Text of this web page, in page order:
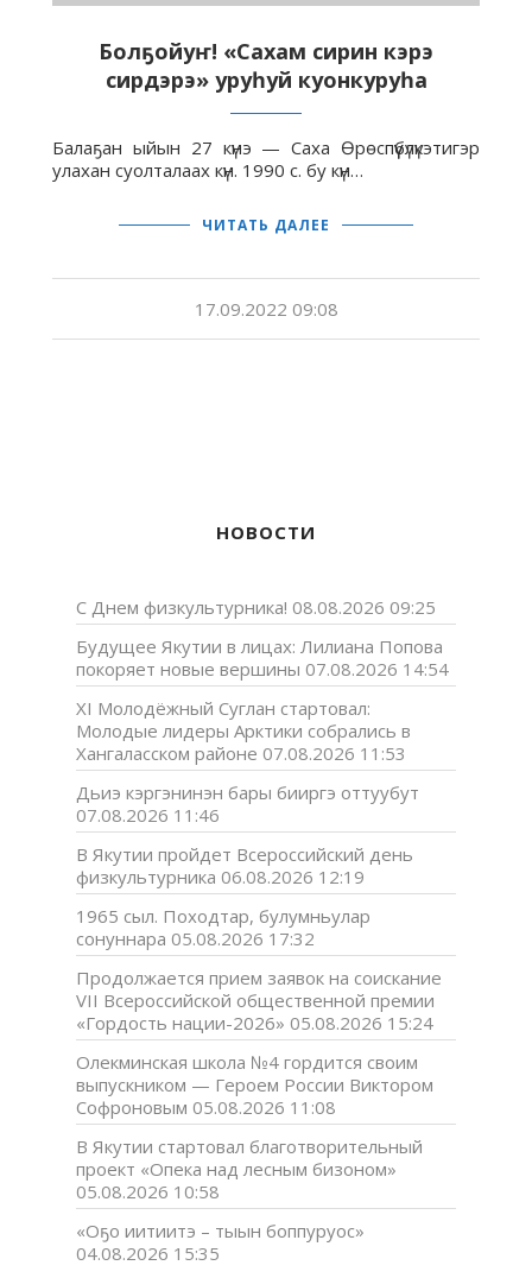
Болҕойуҥ! «Сахам сирин кэрэ
сирдэрэ» уруһуй куонкуруһа
Балаҕан ыйын 27 күнэ — Саха Өрөспүүбүлүкэтигэр
улахан суолталаах күн. 1990 с. бу күн…
ЧИТАТЬ ДАЛЕЕ
17.09.2022 09:08
НОВОСТИ
С Днем физкультурника! 08.08.2026 09:25
Будущее Якутии в лицах: Лилиана Попова
покоряет новые вершины 07.08.2026 14:54
XI Молодёжный Суглан стартовал:
Молодые лидеры Арктики собрались в
Хангаласском районе 07.08.2026 11:53
Дьиэ кэргэнинэн бары бииргэ оттуубут
07.08.2026 11:46
В Якутии пройдет Всероссийский день
физкультурника 06.08.2026 12:19
1965 сыл. Походтар, булумньулар
сонуннара 05.08.2026 17:32
Продолжается прием заявок на соискание
VII Всероссийской общественной премии
«Гордость нации-2026» 05.08.2026 15:24
Олекминская школа №4 гордится своим
выпускником — Героем России Виктором
Софроновым 05.08.2026 11:08
В Якутии стартовал благотворительный
проект «Опека над лесным бизоном»
05.08.2026 10:58
«Оҕо иитиитэ – тыын боппуруос»
04.08.2026 15:35